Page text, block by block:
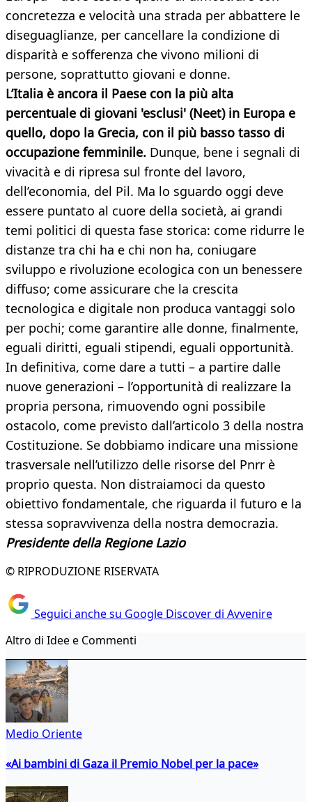
concretezza e velocità una strada per abbattere le
diseguaglianze, per cancellare la condizione di
disparità e sofferenza che vivono milioni di
persone, soprattutto giovani e donne.
L’Italia è ancora il Paese con la più alta
percentuale di giovani 'esclusi' (Neet) in Europa e
quello, dopo la Grecia, con il più basso tasso di
occupazione femminile. Dunque, bene i segnali di
vivacità e di ripresa sul fronte del lavoro,
dell’economia, del Pil. Ma lo sguardo oggi deve
essere puntato al cuore della società, ai grandi
temi politici di questa fase storica: come ridurre le
distanze tra chi ha e chi non ha, coniugare
sviluppo e rivoluzione ecologica con un benessere
diffuso; come assicurare che la crescita
tecnologica e digitale non produca vantaggi solo
per pochi; come garantire alle donne, finalmente,
eguali diritti, eguali stipendi, eguali opportunità.
In definitiva, come dare a tutti – a partire dalle
nuove generazioni – l’opportunità di realizzare la
propria persona, rimuovendo ogni possibile
ostacolo, come previsto dall’articolo 3 della nostra
Costituzione. Se dobbiamo indicare una missione
trasversale nell’utilizzo delle risorse del Pnrr è
proprio questa. Non distraiamoci da questo
obiettivo fondamentale, che riguarda il futuro e la
stessa sopravvivenza della nostra democrazia.
Presidente della Regione Lazio
© RIPRODUZIONE RISERVATA
Seguici anche su Google Discover di Avvenire
Altro di Idee e Commenti
Medio Oriente
«Ai bambini di Gaza il Premio Nobel per la pace»